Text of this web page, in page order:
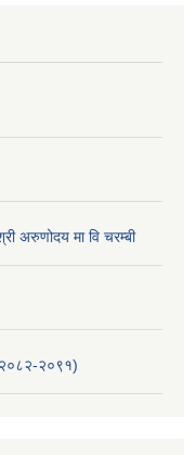
अरुणोदय मा वि चरम्बी
(२०८२-२०९१)